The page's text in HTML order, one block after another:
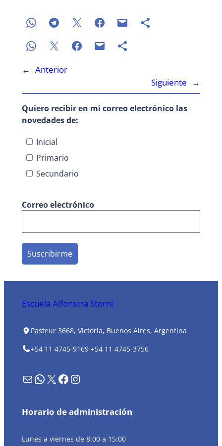
← Anterior
Siguiente
→
Quiero recibir en mi correo electrónico las
novedades de:
Inicial
Primario
Secundario
Correo electrónico
Escuela Alfonsina Storni
Pasteur 3668, Victoria, Buenos Aires, Argentina
+54 11 4745-9169 +54 11 4745-3756
Formulario de contacto WhatsApp X Facebook Instagram
Horario de administración
Lunes a viernes de 8:00 a 15:00